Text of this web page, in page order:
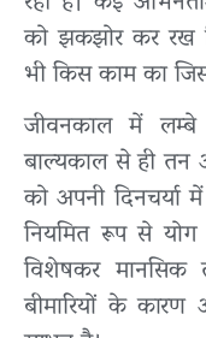
को झकझोर कर रख
भी किस काम का जिस
जीवनकाल में
बाल्यकाल से ही
को अपनी
नियमित रूप से
विशेषकर मानसिक
बीमारियों के कारण